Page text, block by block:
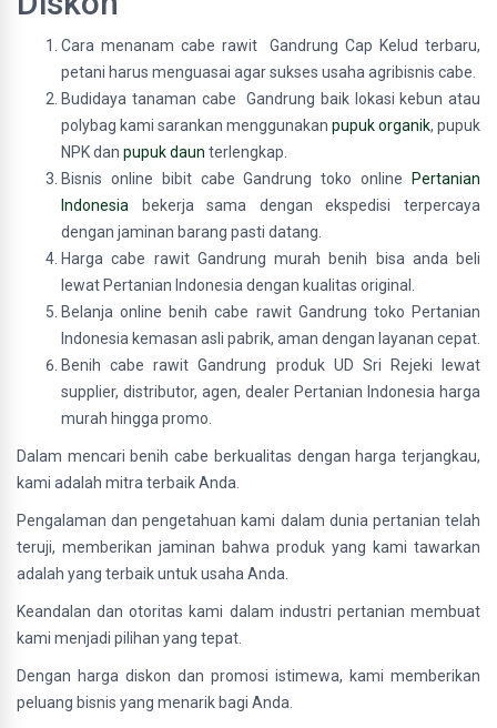
Cara menanam cabe rawit Gandrung Cap Kelud terbaru,
petani harus menguasai agar sukses usaha agribisnis cabe.
Budidaya tanaman cabe Gandrung baik lokasi kebun atau
polybag kami sarankan menggunakan pupuk organik, pupuk
NPK dan pupuk daun terlengkap.
Bisnis online bibit cabe Gandrung toko online
Pertanian
Indonesia bekerja sama dengan ekspedisi terpercaya
dengan jaminan barang pasti datang.
Harga cabe rawit Gandrung murah benih bisa anda beli
lewat Pertanian Indonesia dengan kualitas original.
Belanja online benih cabe rawit Gandrung toko Pertanian
Indonesia kemasan asli pabrik, aman dengan layanan cepat.
Benih cabe rawit Gandrung produk UD Sri Rejeki lewat
supplier, distributor, agen, dealer Pertanian Indonesia harga
murah hingga promo.
Dalam mencari benih cabe berkualitas dengan harga terjangkau,
kami adalah mitra terbaik Anda.
Pengalaman dan pengetahuan kami dalam dunia pertanian telah
teruji, memberikan jaminan bahwa produk yang kami tawarkan
adalah yang terbaik untuk usaha Anda.
Keandalan dan otoritas kami dalam industri pertanian membuat
kami menjadi pilihan yang tepat.
Dengan harga diskon dan promosi istimewa, kami memberikan
peluang bisnis yang menarik bagi Anda.